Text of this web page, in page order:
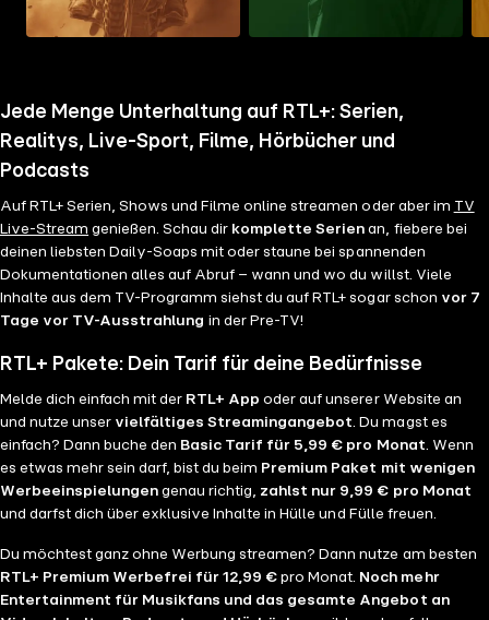
Jede Menge Unterhaltung auf RTL+: Serien,
Realitys, Live-Sport, Filme, Hörbücher und
Podcasts
Auf RTL+ Serien, Shows und Filme online streamen oder aber im TV
Live-Stream genießen. Schau dir komplette Serien an, fiebere bei
deinen liebsten Daily-Soaps mit oder staune bei spannenden
Dokumentationen alles auf Abruf – wann und wo du willst. Viele
Inhalte aus dem TV-Programm siehst du auf RTL+ sogar schon vor 7
Tage vor TV-Ausstrahlung in der Pre-TV!
RTL+ Pakete: Dein Tarif für deine Bedürfnisse
Melde dich einfach mit der RTL+ App oder auf unserer Website an
und nutze unser vielfältiges Streamingangebot. Du magst es
einfach? Dann buche den Basic Tarif für 5,99 € pro Monat. Wenn
es etwas mehr sein darf, bist du beim Premium Paket mit wenigen
Werbeeinspielungen genau richtig, zahlst nur 9,99 € pro Monat
und darfst dich über exklusive Inhalte in Hülle und Fülle freuen.
Du möchtest ganz ohne Werbung streamen? Dann nutze am besten
RTL+ Premium Werbefrei für 12,99 € pro Monat. Noch mehr
Entertainment für Musikfans und das gesamte Angebot an